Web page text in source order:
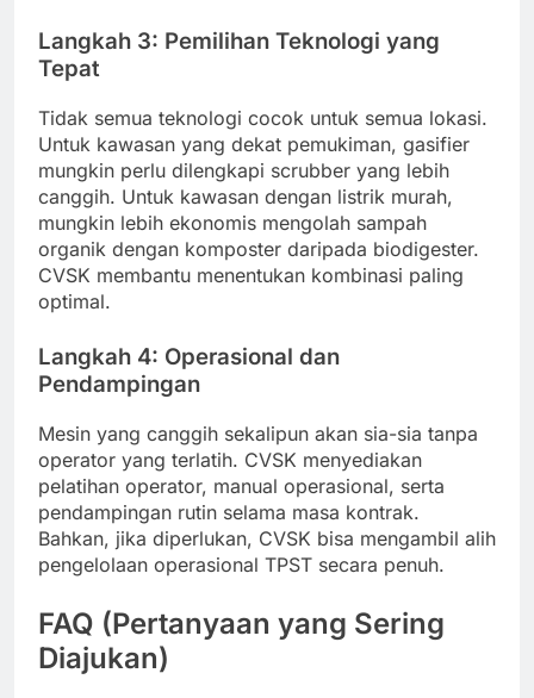
Langkah 3: Pemilihan Teknologi yang
Tepat
Tidak semua teknologi cocok untuk semua lokasi.
Untuk kawasan yang dekat pemukiman, gasifier
mungkin perlu dilengkapi scrubber yang lebih
canggih. Untuk kawasan dengan listrik murah,
mungkin lebih ekonomis mengolah sampah
organik dengan komposter daripada biodigester.
CVSK membantu menentukan kombinasi paling
optimal.
Langkah 4: Operasional dan
Pendampingan
Mesin yang canggih sekalipun akan sia-sia tanpa
operator yang terlatih. CVSK menyediakan
pelatihan operator, manual operasional, serta
pendampingan rutin selama masa kontrak.
Bahkan, jika diperlukan, CVSK bisa mengambil alih
pengelolaan operasional TPST secara penuh.
FAQ (Pertanyaan yang Sering
Diajukan)